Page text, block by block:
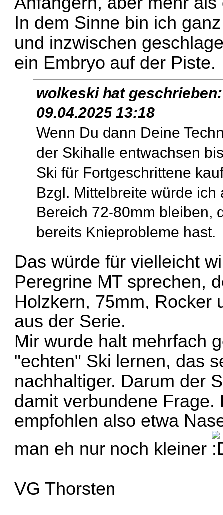
In dem Sinne bin ich
und inzwischen
ein Embryo auf der Piste.
wolkeskihat
09.04.2025 13:18
Wenn Du dann Deine
der Skihalle entwachsen
Ski für Fortgeschrittene
Bzgl. Mittelbreite würde ich
Bereich 72-80mm bleiben,
bereits Knieprobleme hast.
Das würde für vielleicht
Peregrine MT sprechen,
Holzkern, 75mm, Rocker
aus der Serie.
Mir wurde halt mehrfach
"echten" Ski lernen, das
nachhaltiger. Darum der
damit verbundene Frage.
empfohlen also etwa
man eh nur noch kleiner
VG Thorsten